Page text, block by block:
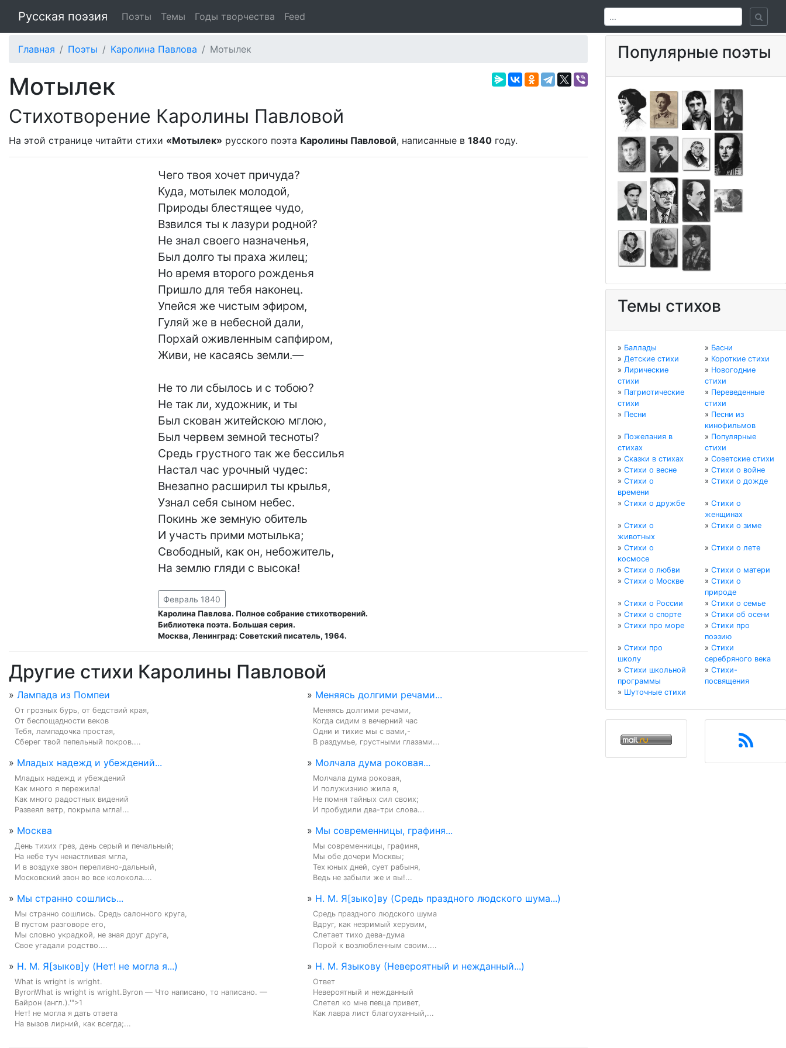
Русская поэзия Поэты Темы Годы творчества Feed
Главная Поэты Каролина Павлова Мотылек
Мотылек
Стихотворение Каролины Павловой
На этой странице читайти стихи «Мотылек» русского поэта Каролины Павловой, написанные в 1840 году.
Чего твоя хочет причуда?
Куда, мотылек молодой,
Природы блестящее чудо,
Взвился ты к лазури родной?
Не знал своего назначенья,
Был долго ты праха жилец;
Но время второго рожденья
Пришло для тебя наконец.
Упейся же чистым эфиром,
Гуляй же в небесной дали,
Порхай оживленным сапфиром,
Живи, не касаясь земли.—
Не то ли сбылось и с тобою?
Не так ли, художник, и ты
Был скован житейскою мглою,
Был червем земной тесноты?
Средь грустного так же бессилья
Настал час урочный чудес:
Внезапно расширил ты крылья,
Узнал себя сыном небес.
Покинь же земную обитель
И участь прими мотылька;
Свободный, как он, небожитель,
На землю гляди с высока!
Февраль 1840
Каролина Павлова. Полное собрание стихотворений.
Библиотека поэта. Большая серия.
Москва, Ленинград: Советский писатель, 1964.
Другие стихи Каролины Павловой
» Лампада из Помпеи
От грозных бурь, от бедствий края,
От беспощадности веков
Тебя, лампадочка простая,
Сберег твой пепельный покров....
» Меняясь долгими речами...
Меняясь долгими речами,
Когда сидим в вечерний час
Одни и тихие мы с вами,-
В раздумье, грустными глазами...
» Младых надежд и убеждений...
Младых надежд и убеждений
Как много я пережила!
Как много радостных видений
Развеял ветр, покрыла мгла!...
» Молчала дума роковая...
Молчала дума роковая,
И полужизнию жила я,
Не помня тайных сил своих;
И пробудили два-три слова...
» Москва
День тихих грез, день серый и печальный;
На небе туч ненастливая мгла,
И в воздухе звон переливно-дальный,
Московский звон во все колокола....
» Мы современницы, графиня...
Мы современницы, графиня,
Мы обе дочери Москвы;
Тех юных дней, сует рабыня,
Ведь не забыли же и вы!...
» Мы странно сошлись...
Мы странно сошлись. Средь салонного круга,
В пустом разговоре его,
Мы словно украдкой, не зная друг друга,
Свое угадали родство....
» Н. М. Я[зыко]ву (Средь праздного людского шума...)
Средь праздного людского шума
Вдруг, как незримый херувим,
Слетает тихо дева-дума
Порой к возлюбленным своим....
» Н. М. Я[зыков]у (Нет! не могла я...)
What is wright is wright.
ByronWhat is wright is wright.Byron — Что написано, то написано. —
Байрон (англ.).'">1
Нет! не могла я дать ответа
На вызов лирний, как всегда;...
» Н. М. Языкову (Невероятный и нежданный...)
Ответ
Невероятный и нежданный
Слетел ко мне певца привет,
Как лавра лист благоуханный,...
Популярные поэты
Темы стихов
» Баллады » Басни
» Детские стихи » Короткие стихи
» Лирические
стихи
» Новогодние
стихи
» Патриотические
стихи
» Переведенные
стихи
» Песни » Песни из
кинофильмов
» Пожелания в
стихах
» Популярные
стихи
» Сказки в стихах » Советские стихи
» Стихи о весне » Стихи о войне
» Стихи о
времени
» Стихи о дожде
» Стихи о дружбе » Стихи о
женщинах
» Стихи о
животных
» Стихи о зиме
» Стихи о
космосе
» Стихи о лете
» Стихи о любви » Стихи о матери
» Стихи о Москве » Стихи о
природе
» Стихи о России » Стихи о семье
» Стихи о спорте » Стихи об осени
» Стихи про море » Стихи про
поэзию
» Стихи про
школу
» Стихи
серебряного века
» Стихи школьной
программы
» Стихи-
посвящения
» Шуточные стихи